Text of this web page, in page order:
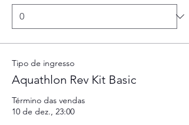
Tipo de ingresso
Aquathlon Rev Kit Basic
Término das vendas
10 de dez., 23:00